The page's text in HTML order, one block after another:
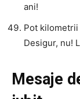
ani!
Pot
Desigur, nu!
Mesaje